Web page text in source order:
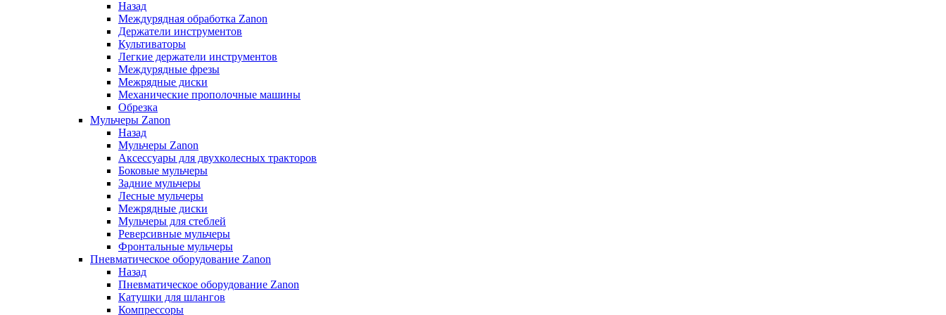
Назад
Междурядная обработка Zanon
Держатели инструментов
Культиваторы
Легкие держатели инструментов
Междурядные фрезы
Межрядные диски
Механические прополочные машины
Обрезка
Мульчеры Zanon
Назад
Мульчеры Zanon
Аксессуары для двухколесных тракторов
Боковые мульчеры
Задние мульчеры
Лесные мульчеры
Межрядные диски
Мульчеры для стеблей
Реверсивные мульчеры
Фронтальные мульчеры
Пневматическое оборудование Zanon
Назад
Пневматическое оборудование Zanon
Катушки для шлангов
Компрессоры